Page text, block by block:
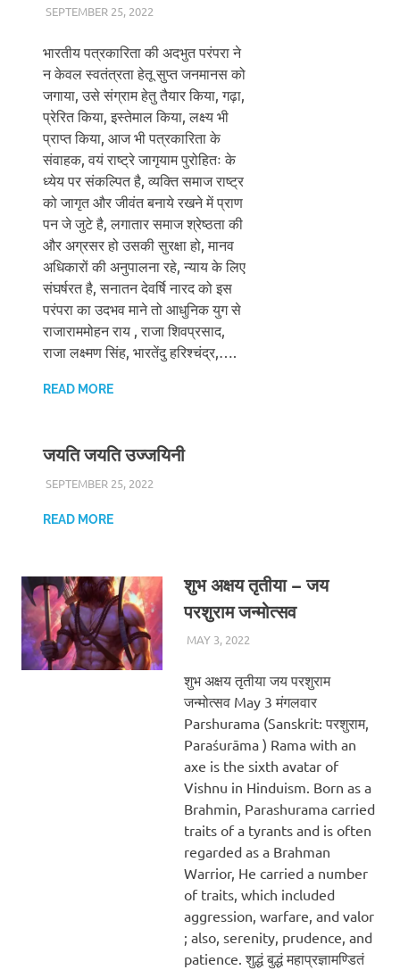
SEPTEMBER 25, 2022
भारतीय पत्रकारिता की अदभुत परंपरा ने
न केवल स्वतंत्रता हेतू सुप्त जनमानस को
जगाया, उसे संग्राम हेतु तैयार किया, गढ़ा,
प्रेरित किया, इस्तेमाल किया, लक्ष्य भी
प्राप्त किया, आज भी पत्रकारिता के
संवाहक, वयं राष्ट्रे जागृयाम पुरोहितः के
ध्येय पर संकल्पित है, व्यक्ति समाज राष्ट्र
को जागृत और जीवंत बनाये रखने में प्राण
पन जे जुटे है, लगातार समाज श्रेष्ठता की
और अग्रसर हो उसकी सुरक्षा हो, मानव
अधिकारों की अनुपालना रहे, न्याय के लिए
संघर्षरत है, सनातन देवर्षि नारद को इस
परंपरा का उदभव माने तो आधुनिक युग से
राजाराममोहन राय , राजा शिवप्रसाद,
राजा लक्ष्मण सिंह, भारतेंदु हरिश्चंद्र,….
READ MORE
जयति जयति उज्जयिनी
SEPTEMBER 25, 2022
READ MORE
शुभ अक्षय तृतीया – जय
परशुराम जन्मोत्सव
MAY 3, 2022
शुभ अक्षय तृतीया जय परशुराम
जन्मोत्सव May 3 मंगलवार
Parshurama (Sanskrit: परशुराम,
Paraśurāma ) Rama with an
axe is the sixth avatar of
Vishnu in Hinduism. Born as a
Brahmin, Parashurama carried
traits of a tyrants and is often
regarded as a Brahman
Warrior, He carried a number
of traits, which included
aggression, warfare, and valor
; also, serenity, prudence, and
patience. शुद्धं बुद्धं महाप्रज्ञामण्डितं